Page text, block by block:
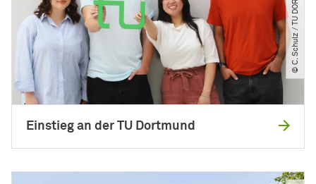
© C. Schulz ​/​ TU DORTMUND
Einstieg an der TU Dortmund